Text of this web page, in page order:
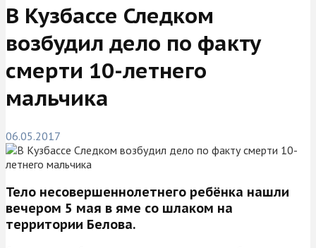
В Кузбассе Следком
возбудил дело по факту
смерти 10-летнего
мальчика
06.05.2017
Тело несовершеннолетнего ребёнка нашли
вечером 5 мая в яме со шлаком на
территории Белова.